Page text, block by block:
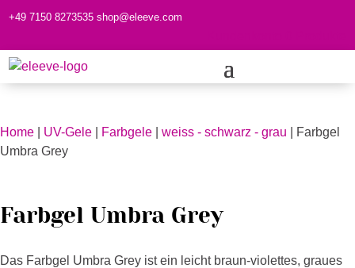
+49 7150 8273535 shop@eleeve.com
Home UV-Gele Farbgele weiss - schwarz - grau | Farbgel
Umbra Grey
Farbgel Umbra Grey
Das Farbgel Umbra Grey ist ein leicht braun-violettes, graues